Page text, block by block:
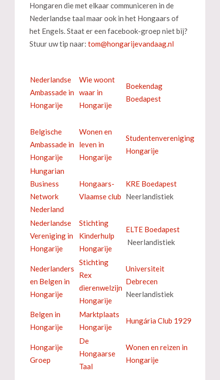
Hongaren die met elkaar communiceren in de
Nederlandse taal maar ook in het Hongaars of
het Engels. Staat er een facebook-groep niet bij?
Stuur uw tip naar:
Nederlandse
Ambassade in
Hongarije
Wie woont
waar in
Hongarije
Boekendag
Boedapest
Belgische
Ambassade in
Hongarije
Wonen en
leven in
Hongarije
Studentenvereniging
Hongarije
Hungarian
Business
Network
Nederland
Hongaars-
Vlaamse club
KRE Boedapest
Neerlandistiek
Nederlandse
Vereniging in
Hongarije
Stichting
Kinderhulp
Hongarije
ELTE Boedapest
Neerlandistiek
Nederlanders
en Belgen in
Hongarije
Stichting
Rex
dierenwelzijn
Hongarije
Universiteit
Debrecen
Neerlandistiek
Belgen in
Hongarije
Marktplaats
Hongarije
Hungária Club 1929
Hongarije
Groep
De
Hongaarse
Taal
Wonen en reizen in
Hongarije